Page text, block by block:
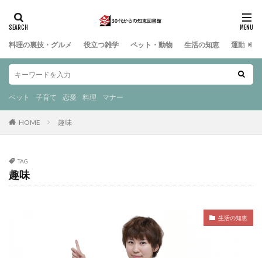
料理の裏技・グルメ 役立つ雑学 ペット・動物 生活の知恵 運動・ス
ペット 子育て 恋愛 料理 マナー
HOME 趣味
TAG
趣味
生活の知恵